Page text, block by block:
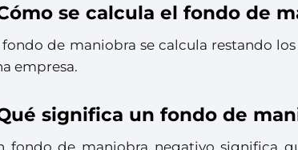
se calcula el fondo de
fondo de maniobra se calcula restando
empresa.
significa un fondo de
fondo de maniobra negativo significa